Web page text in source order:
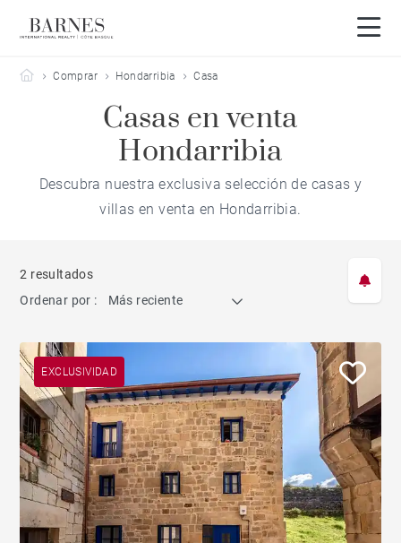
Barnes Côte Basque
Comprar Hondarribia Casa
Casas en venta
Hondarribia
Descubra nuestra exclusiva selección de casas y
villas en venta en Hondarribia.
2 resultados
Ordenar por :
Más reciente
EXCLUSIVIDAD